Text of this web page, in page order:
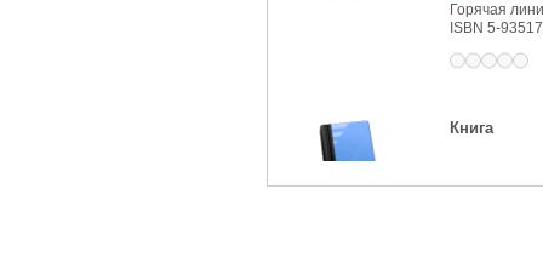
Горячая
ISBN 5-
Книга